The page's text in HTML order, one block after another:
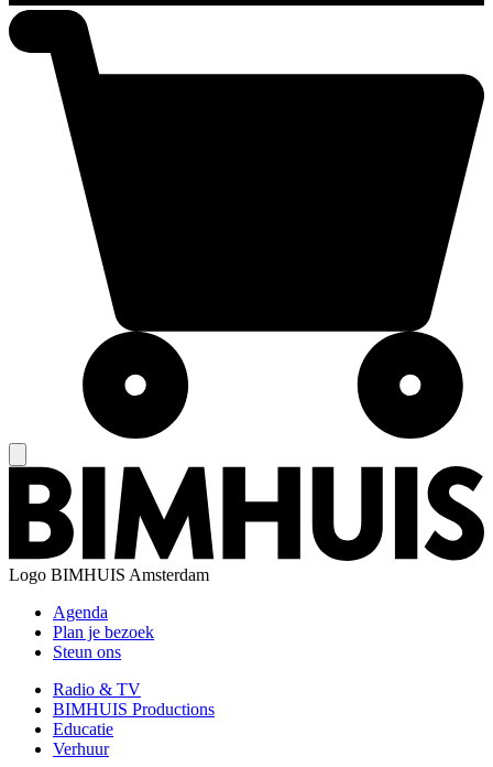
Logo BIMHUIS Amsterdam
Agenda
Plan je bezoek
Steun ons
Radio & TV
BIMHUIS Productions
Educatie
Verhuur